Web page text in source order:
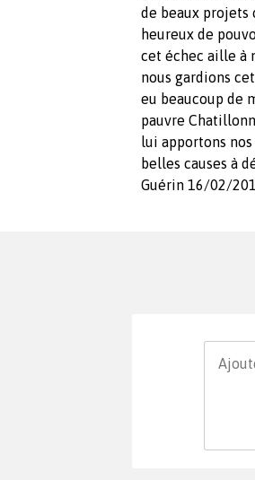
de beaux projets
heureux de
cet échec aille à
nous gardions
eu beaucoup de
pauvre
lui apportons
belles causes à
Guérin 16/02/